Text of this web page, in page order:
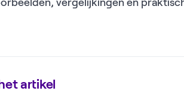
vergelijkingen en
artikel